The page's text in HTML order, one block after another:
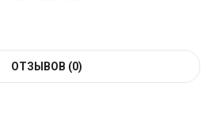
ОТЗЫВОВ (0)